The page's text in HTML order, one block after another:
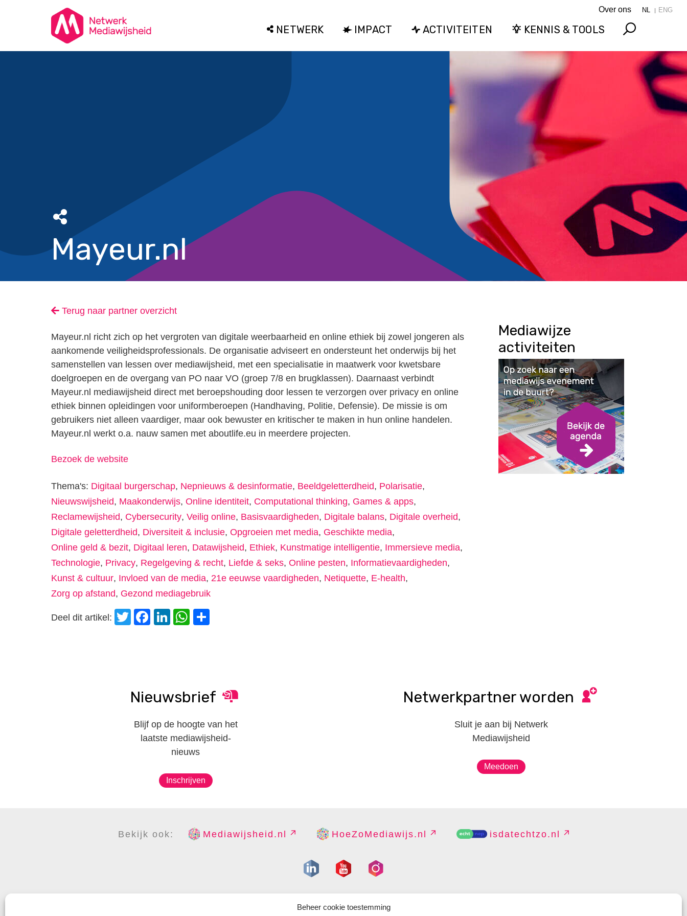
Beheer cookie toestemming
Over ons NL ENG
NETWERK IMPACT ACTIVITEITEN KENNIS & TOOLS
Mayeur.nl
Terug naar partner overzicht
Mayeur.nl richt zich op het vergroten van digitale weerbaarheid en online ethiek bij zowel jongeren als
aankomende veiligheidsprofessionals. De organisatie adviseert en ondersteunt het onderwijs bij het
samenstellen van lessen over mediawijsheid, met een specialisatie in maatwerk voor kwetsbare
doelgroepen en de overgang van PO naar VO (groep 7/8 en brugklassen). Daarnaast verbindt
Mayeur.nl mediawijsheid direct met beroepshouding door lessen te verzorgen over privacy en online
ethiek binnen opleidingen voor uniformberoepen (Handhaving, Politie, Defensie). De missie is om
gebruikers niet alleen vaardiger, maar ook bewuster en kritischer te maken in hun online handelen.
Mayeur.nl werkt o.a. nauw samen met aboutlife.eu in meerdere projecten.
Bezoek de website
Thema's: Digitaal burgerschap, Nepnieuws & desinformatie, Beeldgeletterdheid, Polarisatie,
Nieuwswijsheid, Maakonderwijs, Online identiteit, Computational thinking, Games & apps,
Reclamewijsheid, Cybersecurity, Veilig online, Basisvaardigheden, Digitale balans, Digitale overheid,
Digitale geletterdheid, Diversiteit & inclusie, Opgroeien met media, Geschikte media,
Online geld & bezit, Digitaal leren, Datawijsheid, Ethiek, Kunstmatige intelligentie, Immersieve media,
Technologie, Privacy, Regelgeving & recht, Liefde & seks, Online pesten, Informatievaardigheden,
Kunst & cultuur, Invloed van de media, 21e eeuwse vaardigheden, Netiquette, E-health,
Zorg op afstand, Gezond mediagebruik
Deel dit artikel: Twitter
Facebook
LinkedIn
WhatsApp
Mediawijze
activiteiten
Nieuwsbrief
Blijf op de hoogte van het
laatste mediawijsheid-
nieuws
Inschrijven
Netwerkpartner worden
Sluit je aan bij Netwerk
Mediawijsheid
Meedoen
Bekijk ook: Mediawijsheid.nl HoeZoMediawijs.nl isdatechtzo.nl